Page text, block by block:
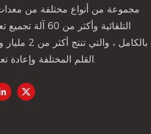
مجموعة من أنواع مختلفة من
التلقائية وأكثر من
بالكامل ،